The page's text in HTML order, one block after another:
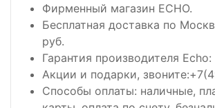
Фирменный магазин ECHO.
Бесплатная доставка по
руб.
Гарантия производителя Echo:
Акции и подарки,
Способы оплаты: наличные,